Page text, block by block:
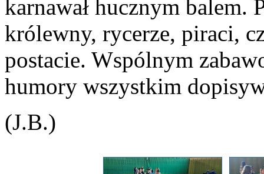
karnawał hucznym balem.
królewny, rycerze, piraci,
postacie. Wspólnym
humory wszystkim
(J.B.)